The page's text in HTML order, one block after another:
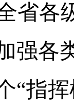
省各
强各
“指